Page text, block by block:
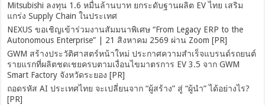
Mitsubishi ลงทุน 1.6 หมื่นล้านบาท ยกระดับฐานผลิต EV ไทย เสริม
แกร่ง Supply Chain ในประเทศ
NEXUS ขอเชิญเข้าร่วมงานสัมมนาพิเศษ “From Legacy ERP to the
Autonomous Enterprise” | 21 สิงหาคม 2569 ผ่าน Zoom [PR]
GWM สร้างประวัติศาสตร์หน้าใหม่ ประกาศความสำเร็จแบรนด์รถยนต์
รายแรกที่ผลิตชดเชยครบตามเงื่อนไขมาตรการ EV 3.5 จาก GWM
Smart Factory จังหวัดระยอง [PR]
ถอดรหัส AI ประเทศไทย จะเปลี่ยนจาก “ผู้สร้าง” สู่ “ผู้นำ” ได้อย่างไร?
[PR]